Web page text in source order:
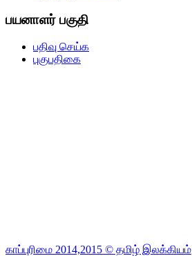
பயனாளர் பகுதி
பதிவு செய்க
புகுபதிகை
காப்புரிமை 2014,2015 © தமிழ் இலக்கியம்